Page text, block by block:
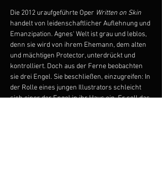
Die 2012 uraufgeführte Oper Written on Skin
handelt von leidenschaftlicher Auflehnung und
Emanzipation. Agnes‘ Welt ist grau und leblos,
denn sie wird von ihrem Ehemann, dem alten
und mächtigen Protector, unterdrückt und
kontrolliert. Doch aus der Ferne beobachten
sie drei Engel. Sie beschließen, einzugreifen: In
der Rolle eines jungen Illustrators schleicht
sich einer der Engel in ihr Haus ein. Er soll das